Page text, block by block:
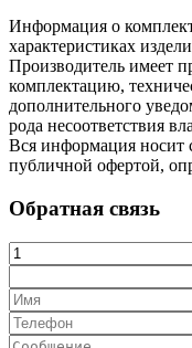
Информация о
характеристиках
Производитель имеет
комплектацию,
дополнительного
рода несоответствия
Вся информация носит
публичной офертой,
Обратная связь